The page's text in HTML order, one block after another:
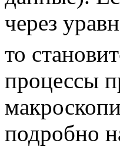
через
то
процессы
подробно